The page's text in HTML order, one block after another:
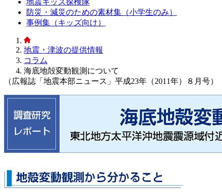
地震キッズ探検隊
防災・減災のための素材集（小学生のみ）
事例集（キッズ向け）
地震・津波の提供情報
コラム
海底地殻変動観測について
（広報誌「地震本部ニュース」平成23年（2011年）８月号）